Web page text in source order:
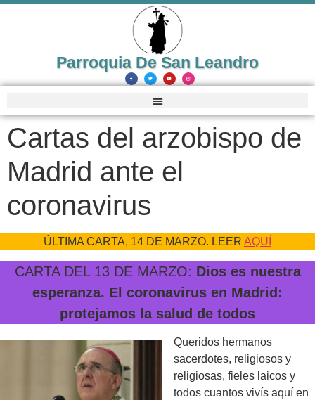
Parroquia De San Leandro
Cartas del arzobispo de
Madrid ante el
coronavirus
ÚLTIMA CARTA, 14 DE MARZO. LEER AQUÍ
CARTA DEL 13 DE MARZO: Dios es nuestra
esperanza. El coronavirus en Madrid:
protejamos la salud de todos
Queridos hermanos
sacerdotes, religiosos y
religiosas, fieles laicos y
todos cuantos vivís aquí en